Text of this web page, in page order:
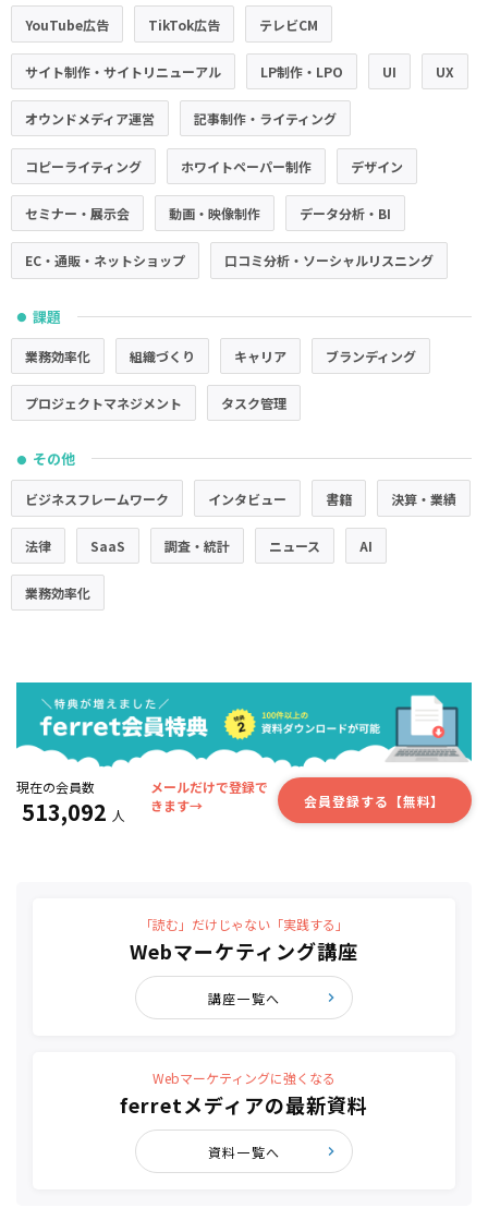
YouTube広告 TikTok広告 テレビCM
サイト制作・サイトリニューアル LP制作・LPO UI UX
オウンドメディア運営 記事制作・ライティング
コピーライティング ホワイトペーパー制作 デザイン
セミナー・展示会 動画・映像制作 データ分析・BI
EC・通販・ネットショップ 口コミ分析・ソーシャルリスニング
● 課題
業務効率化 組織づくり キャリア ブランディング
プロジェクトマネジメント タスク管理
● その他
ビジネスフレームワーク インタビュー 書籍 決算・業績
法律 SaaS 調査・統計 ニュース AI
業務効率化
現在の会員数
513,092 人
メールだけで登録で
きます→
会員登録する【無料】
「読む」だけじゃない「実践する」
Webマーケティング講座
講座一覧へ
Webマーケティングに強くなる
ferretメディアの最新資料
資料一覧へ